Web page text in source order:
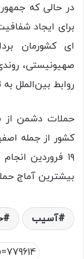
‌در حالی که
برای ایجاد
ای کشورمان
صهیونیستی،
روابط بین‌الملل
۱۹ فروردین
بیشترین آماج
آسیب